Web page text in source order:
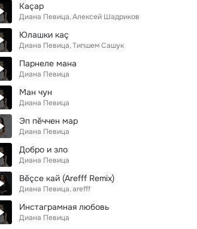
Каçар
Диана Певица Алексей Шадриков
Юлашки каç
Диана Певица Типшем Сашук
Парнеле мана
Диана Певица
Ман чун
Диана Певица
Эп пĕччен мар
Диана Певица
Добро и зло
Диана Певица
Вĕçсе кай (Arefff Remix)
Диана Певица arefff
Инстаграмная любовь
Диана Певица